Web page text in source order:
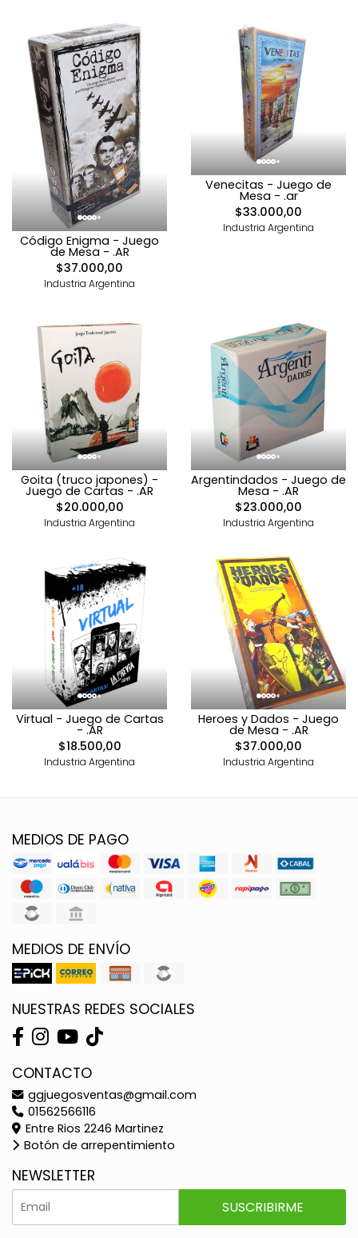
Código Enigma - Juego
de Mesa - .AR
$37.000,00
Industria Argentina
Venecitas - Juego de
Mesa - .ar
$33.000,00
Industria Argentina
Goita (truco japones) -
Juego de Cartas - .AR
$20.000,00
Industria Argentina
Argentindados - Juego de
Mesa - .AR
$23.000,00
Industria Argentina
Virtual - Juego de Cartas
- .AR
$18.500,00
Industria Argentina
Heroes y Dados - Juego
de Mesa - .AR
$37.000,00
Industria Argentina
MEDIOS DE PAGO
MEDIOS DE ENVÍO
NUESTRAS REDES SOCIALES
CONTACTO
ggjuegosventas@gmail.com
01562566116
Entre Rios 2246 Martinez
Botón de arrepentimiento
NEWSLETTER
SUSCRIBIRME